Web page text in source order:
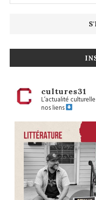
cultures31
L’actualité
nos liens